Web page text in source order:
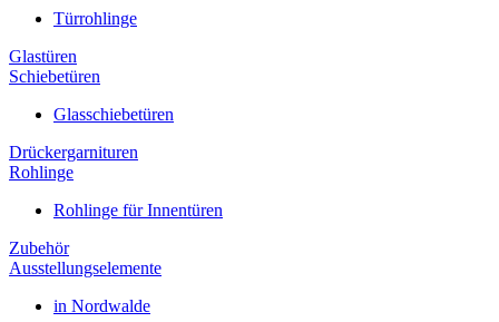
Türrohlinge
Glastüren
Schiebetüren
Glasschiebetüren
Drückergarnituren
Rohlinge
Rohlinge für Innentüren
Zubehör
Ausstellungselemente
in Nordwalde